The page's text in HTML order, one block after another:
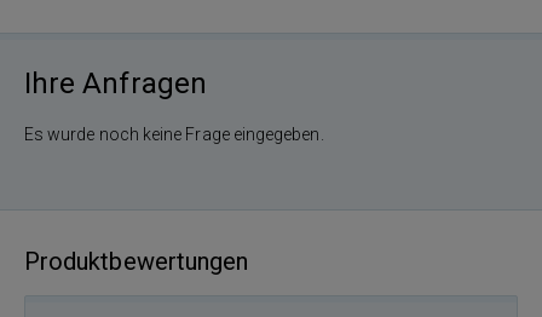
Ihre Anfragen
Es wurde noch keine Frage eingegeben.
Produktbewertungen